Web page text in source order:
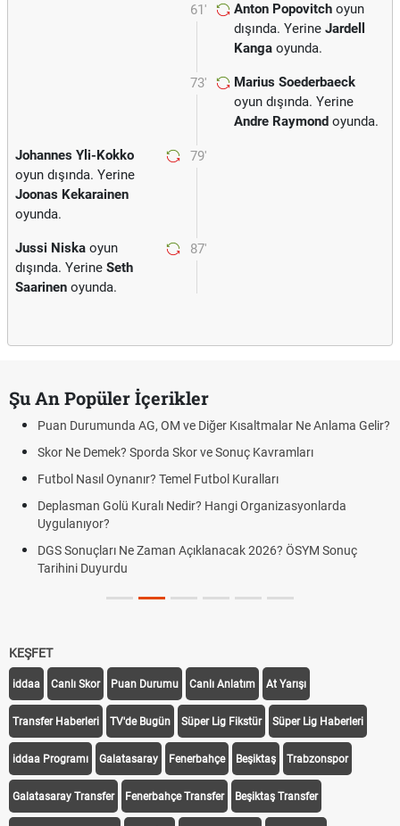
61' Anton Popovitch oyun
dışında. Yerine Jardell
Kanga oyunda.
73'
Marius Soederbaeck
oyun dışında. Yerine
Andre Raymond oyunda.
79'
Johannes Yli-Kokko
oyun dışında. Yerine
Joonas Kekarainen
oyunda.
87'
Jussi Niska oyun
dışında. Yerine Seth
Saarinen oyunda.
Şu An Popüler İçerikler
Puan Durumunda AG, OM ve Diğer Kısaltmalar Ne Anlama Gelir?
Skor Ne Demek? Sporda Skor ve Sonuç Kavramları
Futbol Nasıl Oynanır? Temel Futbol Kuralları
Deplasman Golü Kuralı Nedir? Hangi Organizasyonlarda
Uygulanıyor?
DGS Sonuçları Ne Zaman Açıklanacak 2026? ÖSYM Sonuç
Tarihini Duyurdu
KEŞFET
iddaa Canlı Skor Puan Durumu Canlı Anlatım At Yarışı
Transfer Haberleri TV'de Bugün Süper Lig Fikstür Süper Lig Haberleri
iddaa Programı Galatasaray Fenerbahçe Beşiktaş Trabzonspor
Galatasaray Transfer Fenerbahçe Transfer Beşiktaş Transfer